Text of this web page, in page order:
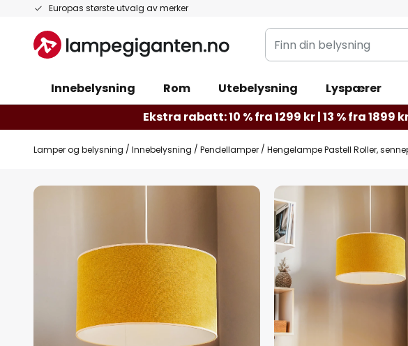
Europas største utvalg av merker
Hopp
innhold
Finn
din
Innebelysning
Rom Utebelysning Lyspærer
Ekstra rabatt: 10 % fra 1299 kr | 13 % fra 1899
Lamper og belysning Innebelysning Pendellamper Hengelampe Pastell Roller,
Gå
bildegalleri